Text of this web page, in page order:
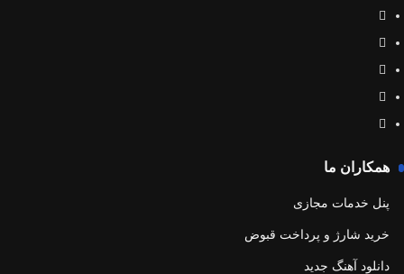
همکاران ما
پنل خدمات مجازی
خرید شارژ و پرداخت قبوض
دانلود آهنگ جدید